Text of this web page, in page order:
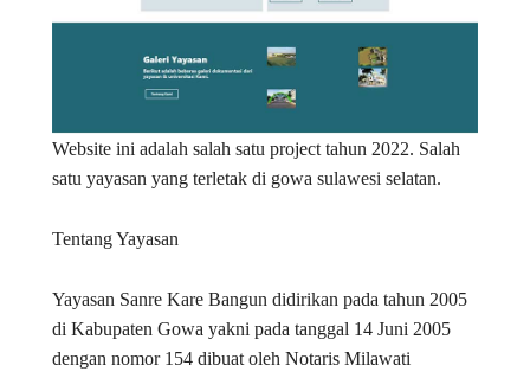
Website ini adalah salah satu project tahun 2022. Salah
satu yayasan yang terletak di gowa sulawesi selatan.
Tentang Yayasan
Yayasan Sanre Kare Bangun didirikan pada tahun 2005
di Kabupaten Gowa yakni pada tanggal 14 Juni 2005
dengan nomor 154 dibuat oleh Notaris Milawati